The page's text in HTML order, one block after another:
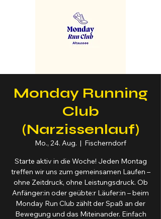
Monday Running
Club
(Narzissenlauf)
Mo., 24. Aug.
  |
Fischerndorf
Starte aktiv in die Woche! Jeden Montag
treffen wir uns zum gemeinsamen Laufen –
ohne Zeitdruck, ohne Leistungsdruck. Ob
Anfänger:in oder geübte:r Läufer:in – beim
Monday Run Club zählt der Spaß an der
Bewegung und das Miteinander. Einfach